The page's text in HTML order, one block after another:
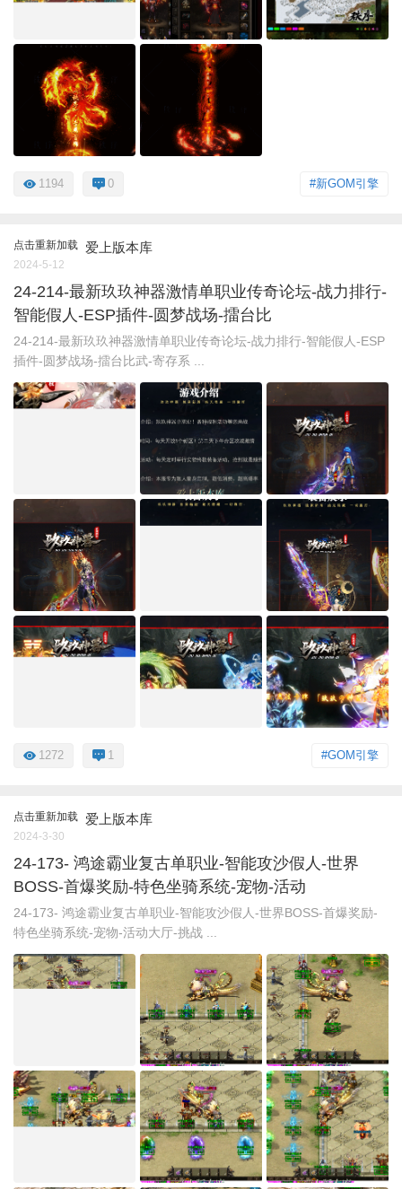
#新GOM引擎
1194 0
点击重新加载 爱上版本库
2024-5-12
24-214-最新玖玖神器激情单职业传奇论坛-战力排行-
智能假人-ESP插件-圆梦战场-擂台比
24-214-最新玖玖神器激情单职业传奇论坛-战力排行-智能假人-ESP
插件-圆梦战场-擂台比武-寄存系 ...
#GOM引擎
1272 1
点击重新加载 爱上版本库
2024-3-30
24-173- 鸿途霸业复古单职业-智能攻沙假人-世界
BOSS-首爆奖励-特色坐骑系统-宠物-活动
24-173- 鸿途霸业复古单职业-智能攻沙假人-世界BOSS-首爆奖励-
特色坐骑系统-宠物-活动大厅-挑战 ...